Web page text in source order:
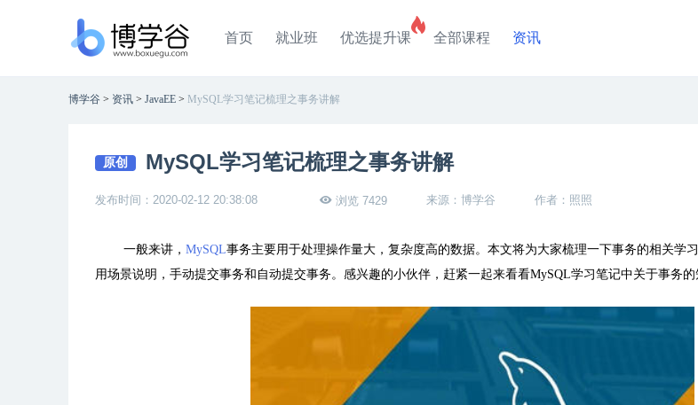
首页 就业班 优选提升课 全部课程 资讯
博学谷 > 资讯 > JavaEE > MySQL学习笔记梳理之事务讲解
原创 MySQL学习笔记梳理之事务讲解
发布时间：2020-02-12 20:38:08 浏览 7429 来源：博学谷 作者：照照
一般来讲， MySQL事务主要用于处理操作量大，复杂度高的数据。本文将为大家梳理一下事务的相关学
用场景说明，手动提交事务和 自动提交事务。感兴趣的小伙伴，赶紧一起来看看MySQL学习笔记中关于事务的